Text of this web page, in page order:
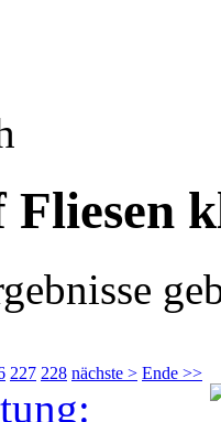
Fliesen
227 228 nächste > Ende >>